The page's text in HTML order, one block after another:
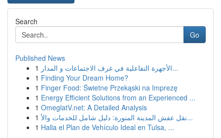
Search
Go
Published News
1
الأجهزة التفاعلية في غرف الاجتماعات و المدار...
1 Finding Your Dream Home?
1 Finger Food: Świetne Przekąski na Imprezę
1 Energy Efficient Solutions from an Experienced ...
1 OmeglatV.net: A Detailed Analysis
1
نقل عفش المدينة المنورة: دليل شامل للخدمات والأ...
1 Halla el Plan de Vehículo Ideal en Tulsa, ...